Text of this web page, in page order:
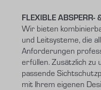
FLEXIBLE ABSPERR-
Wir bieten
und Leitsysteme, die
Anforderungen
erfüllen. Zusätzlich zu
passende
mit Ihrem eigenen